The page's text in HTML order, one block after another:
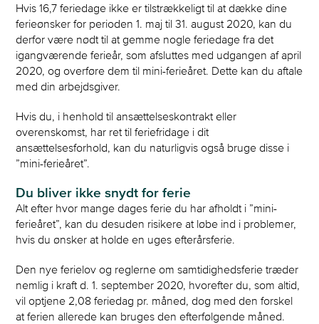
Hvis 16,7 feriedage ikke er tilstrækkeligt til at dække dine
ferieønsker for perioden 1. maj til 31. august 2020, kan du
derfor være nødt til at gemme nogle feriedage fra det
igangværende ferieår, som afsluttes med udgangen af april
2020, og overføre dem til mini-ferieåret. Dette kan du aftale
med din arbejdsgiver.
Hvis du, i henhold til ansættelseskontrakt eller
overenskomst, har ret til feriefridage i dit
ansættelsesforhold, kan du naturligvis også bruge disse i
”mini-ferieåret”.
Du bliver ikke snydt for ferie
Alt efter hvor mange dages ferie du har afholdt i ”mini-
ferieåret”, kan du desuden risikere at løbe ind i problemer,
hvis du ønsker at holde en uges efterårsferie.
Den nye ferielov og reglerne om samtidighedsferie træder
nemlig i kraft d. 1. september 2020, hvorefter du, som altid,
vil optjene 2,08 feriedag pr. måned, dog med den forskel
at ferien allerede kan bruges den efterfølgende måned.